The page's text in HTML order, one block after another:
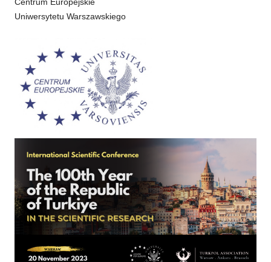
Centrum Europejskie
Uniwersytetu Warszawskiego